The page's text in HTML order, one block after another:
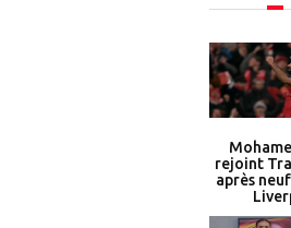
rejoint
après